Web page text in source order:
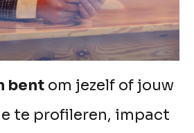
bentom jezelf of jouw
te profileren, impact